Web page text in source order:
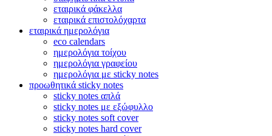
εταιρικά φάκελλα
εταιρικά επιστολόχαρτα
εταιρικά ημερολόγια
eco calendars
ημερολόγια τοίχου
ημερολόγια γραφείου
ημερολόγια με sticky notes
προωθητικά sticky notes
sticky notes απλά
sticky notes με εξώφυλλο
sticky notes soft cover
sticky notes hard cover